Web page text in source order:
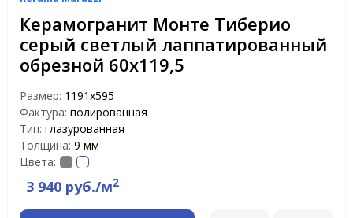
Керамогранит Монте Тиберио
серый светлый лаппатированный
обрезной 60х119,5
Размер: 1191х595
Фактура: полированная
Тип: глазурованная
Толщина: 9 мм
Цвета:
3 940 руб./м2